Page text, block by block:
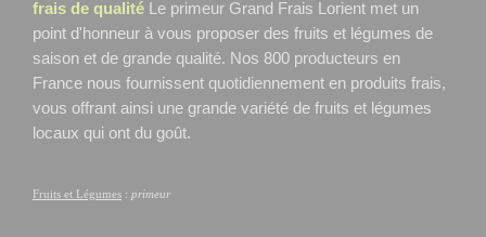
frais de qualité Le primeur Grand Frais Lorient met un
point d'honneur à vous proposer des fruits et légumes de
saison et de grande qualité. Nos 800 producteurs en
France nous fournissent quotidiennement en produits frais,
vous offrant ainsi une grande variété de fruits et légumes
locaux qui ont du goût.
Fruits et Légumes : primeur